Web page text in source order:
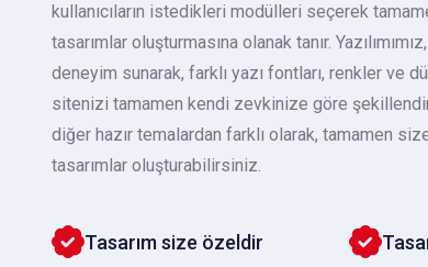
kullanıcıların istedikleri modülleri seçerek
tasarımlar oluşturmasına olanak tanır.
deneyim sunarak, farklı yazı fontları, renkler ve
sitenizi tamamen kendi zevkinize göre
diğer hazır temalardan farklı olarak, tamamen
tasarımlar oluşturabilirsiniz.
Tasarım size özeldir